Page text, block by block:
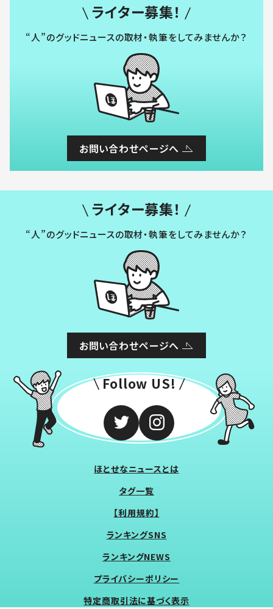
ライター募集！
“人”のグッドニュースの取材・執筆をしてみませんか？
お問い合わせページへ
ライター募集！
“人”のグッドニュースの取材・執筆をしてみませんか？
お問い合わせページへ
Follow US!
ほとせなニュースとは
タグ一覧
【利用規約】
ランキングSNS
ランキングNEWS
プライバシーポリシー
特定商取引法に基づく表示